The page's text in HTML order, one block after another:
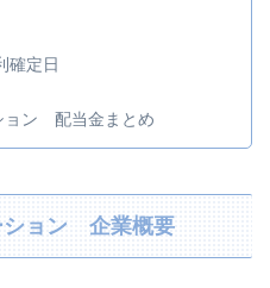
確定日
ョン 配当金まとめ
ション 企業概要